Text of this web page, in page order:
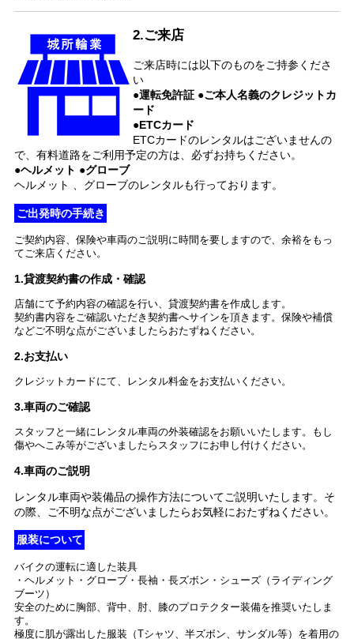
2.ご来店
ご来店時には以下のものをご持参くださ
い
●運転免許証 ●ご本人名義のクレジットカ
ード
●ETCカード
ETCカードのレンタルはございませんの
で、有料道路をご利用予定の方は、必ずお持ちください。
●ヘルメット ●グローブ
ヘルメット 、グローブのレンタルも行っております。
ご出発時の手続き
ご契約内容、保険や車両のご説明に時間を要しますので、余裕をもっ
てご来店ください。
1.貸渡契約書の作成・確認
店舗にて予約内容の確認を行い、貸渡契約書を作成します。
契約書内容をご確認いただき契約書へサインを頂きます。保険や補償
などご不明な点がございましたらおたずねください。
2.お支払い
クレジットカードにて、レンタル料金をお支払いください。
3.車両のご確認
スタッフと一緒にレンタル車両の外装確認をお願いいたします。もし
傷やへこみ等がございましたらスタッフにお申し付けください。
4.車両のご説明
レンタル車両や装備品の操作方法についてご説明いたします。そ
の際、ご不明な点がございましたらお気軽におたずねください。
服装について
バイクの運転に適した装具
・ヘルメット・グローブ・長袖・長ズボン・シューズ（ライディング
ブーツ）
安全のために胸部、背中、肘、膝のプロテクター装備を推奨いたしま
す。
極度に肌が露出した服装（Tシャツ、半ズボン、サンダル等）を着用の